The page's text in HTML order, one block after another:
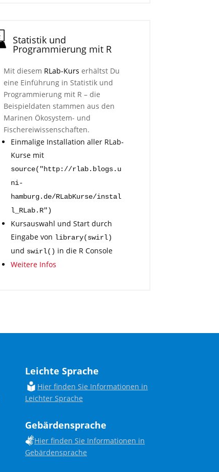
Statistik und
Programmierung mit R
Mit diesem RLab-Kurs erhältst Du
eine Einführung in Statistik und
Programmierung mit R – die
Beispieldaten stammen aus den
Marinen Ökosystem- und
Fischereiwissenschaften.
Einmalige Installation aller RLab-
Kurse mit
source("http://rlab.blogs.u
ni-
hamburg.de/RLabKurse/instal
l_RLab.R")
Kursauswahl und Start durch
Eingabe von library(swirl)
und swirl() in die R Console
Weitere Infos
Leichte Sprache
Hier finden Sie Informationen in
Leichter Sprache
Gebärdensprache
Hier finden Sie Informationen in
Gebärdensprache